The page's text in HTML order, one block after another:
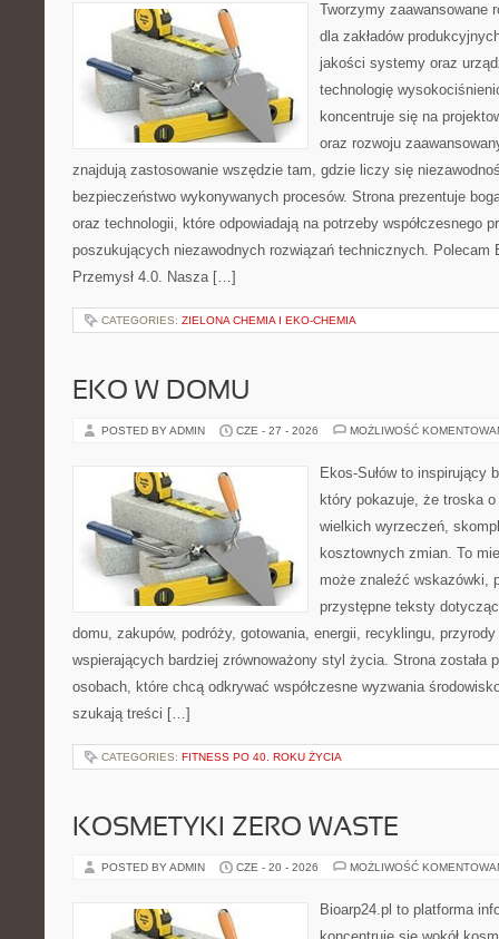
Tworzymy zaawansowane
dla zakładów
jakości systemy oraz
technologię
koncentruje się na
oraz rozwoju
znajdują zastosowanie wszędzie tam, gdzie liczy się
bezpieczeństwo wykonywanych procesów. Strona prezentuje
oraz technologii, które odpowiadają na potrzeby współczesnego
poszukujących niezawodnych rozwiązań technicznych. Polecam
Przemysł 4.0. Nasza […]
CATEGORIES: ZIELONA CHEMIA I EKO-CHEMIA
EKO W DOMU
POSTED BY ADMIN CZE - 27 - 2026 MOŻLIWOŚĆ
Ekos-Sułów to inspirujący
który pokazuje, że troska
wielkich wyrzeczeń,
kosztownych zmian. To
może znaleźć wskazówki,
przystępne teksty
domu, zakupów, podróży, gotowania, energii, recyklingu,
wspierających bardziej zrównoważony styl życia. Strona została
osobach, które chcą odkrywać współczesne wyzwania
szukają treści […]
CATEGORIES: FITNESS PO 40. ROKU ŻYCIA
KOSMETYKI ZERO WASTE
POSTED BY ADMIN CZE - 20 - 2026 MOŻLIWOŚĆ
Bioarp24.pl to platforma